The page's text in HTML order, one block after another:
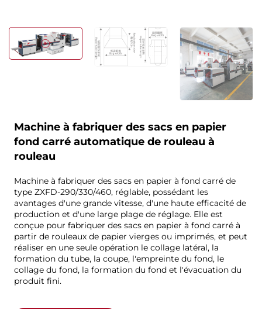
Machine à fabriquer des sacs en papier
fond carré automatique de rouleau à
rouleau
Machine à fabriquer des sacs en papier à fond carré de
type ZXFD-290/330/460, réglable, possédant les
avantages d'une grande vitesse, d'une haute efficacité de
production et d'une large plage de réglage. Elle est
conçue pour fabriquer des sacs en papier à fond carré à
partir de rouleaux de papier vierges ou imprimés, et peut
réaliser en une seule opération le collage latéral, la
formation du tube, la coupe, l'empreinte du fond, le
collage du fond, la formation du fond et l'évacuation du
produit fini.